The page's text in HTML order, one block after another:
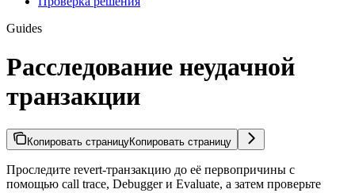
Guides
Расследование неудачной
транзакции
Копировать страницуКопировать страницу
Проследите revert-транзакцию до её первопричины с
помощью call trace, Debugger и Evaluate, а затем проверьте